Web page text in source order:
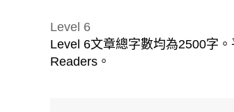
Level 6
Level 6文章總字數均為2500字
Readers。